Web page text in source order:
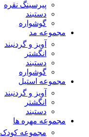
پیرسینگ نقره
دستبند
گوشواره
مجموعه مد
آویز و گردنبند
انگشتر
دستبند
گوشواره
مجموعه استیل
آویز و گردنبند
انگشتر
دستبند
مجموعه مهره ها
مجموعه کودک